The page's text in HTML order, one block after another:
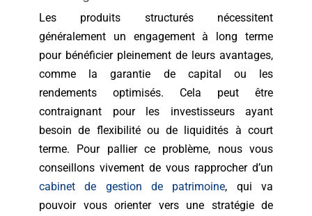
Les produits structurés nécessitent
généralement un engagement à long terme
pour bénéficier pleinement de leurs avantages,
comme la garantie de capital ou les
rendements optimisés. Cela peut être
contraignant pour les investisseurs ayant
besoin de flexibilité ou de liquidités à court
terme. Pour pallier ce problème, nous vous
conseillons vivement de vous rapprocher d’un
cabinet de gestion de patrimoine, qui va
pouvoir vous orienter vers une stratégie de